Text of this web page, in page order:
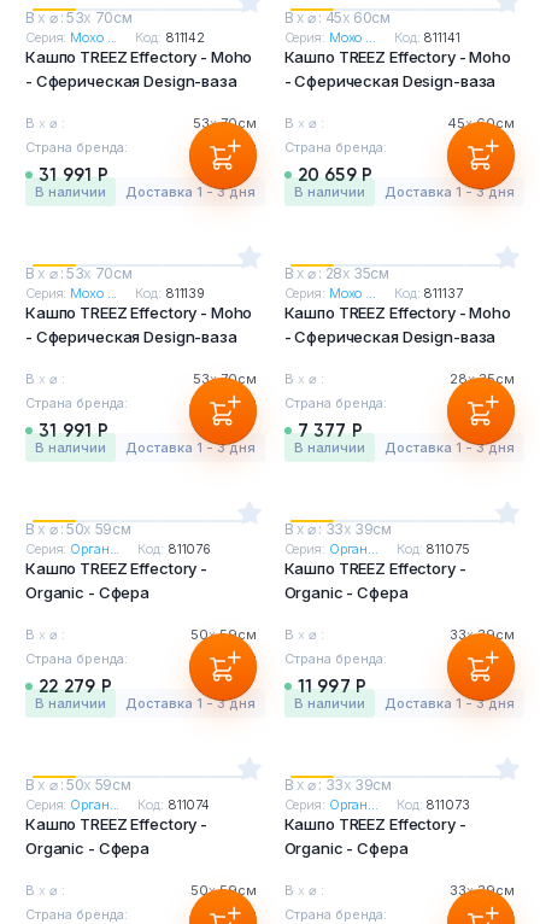
В х ⌀ : 53х 70см
Серия: Мохо ... Код: 811142
Кашпо TREEZ Effectory - Moho
- Сферическая Design-ваза
В х ⌀ : 53х70см
Страна бренда:
Бельгия
31 991 Р
в наличии Доставка 1 - 3 дня
В х ⌀ : 45х 60см
Серия: Мохо ... Код: 811141
Кашпо TREEZ Effectory - Moho
- Сферическая Design-ваза
В х ⌀ : 45х60см
Страна бренда:
Бельгия
20 659 Р
в наличии Доставка 1 - 3 дня
В х ⌀ : 53х 70см
Серия: Мохо ... Код: 811139
Кашпо TREEZ Effectory - Moho
- Сферическая Design-ваза
В х ⌀ : 53х70см
Страна бренда:
Бельгия
31 991 Р
в наличии Доставка 1 - 3 дня
В х ⌀ : 28х 35см
Серия: Мохо ... Код: 811137
Кашпо TREEZ Effectory - Moho
- Сферическая Design-ваза
В х ⌀ : 28х35см
Страна бренда:
Бельгия
7 377 Р
в наличии Доставка 1 - 3 дня
В х ⌀ : 50х 59см
Серия: Орган... Код: 811076
Кашпо TREEZ Effectory -
Organic - Сфера
В х ⌀ : 50х59см
Страна бренда:
Бельгия
22 279 Р
в наличии Доставка 1 - 3 дня
В х ⌀ : 33х 39см
Серия: Орган... Код: 811075
Кашпо TREEZ Effectory -
Organic - Сфера
В х ⌀ : 33х39см
Страна бренда:
Бельгия
11 997 Р
в наличии Доставка 1 - 3 дня
В х ⌀ : 50х 59см
Серия: Орган... Код: 811074
Кашпо TREEZ Effectory -
Organic - Сфера
В х ⌀ : 50х59см
Страна бренда:
Бельгия
В х ⌀ : 33х 39см
Серия: Орган... Код: 811073
Кашпо TREEZ Effectory -
Organic - Сфера
В х ⌀ : 33х39см
Страна бренда:
Бельгия